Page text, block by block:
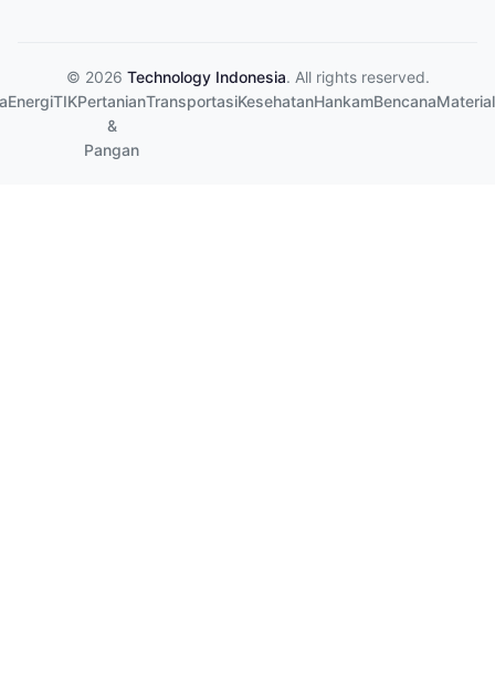
© 2026 Technology Indonesia. All rights reserved.
EnergiTIKPertanian
&
Pangan
TransportasiKesehatanHankamBencanaMaterial